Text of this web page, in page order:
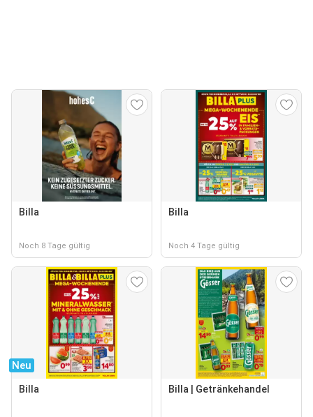
Billa
Noch 8 Tage gültig
Billa
Noch 4 Tage gültig
Neu
Billa Billa | Getränkehandel